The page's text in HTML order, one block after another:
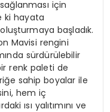
için
ki hayata
başladık.
Mavisi rengini
sürdürülebilir
renk paleti de
sahip boyalar ile
hem iç
ısı yalıtımını ve